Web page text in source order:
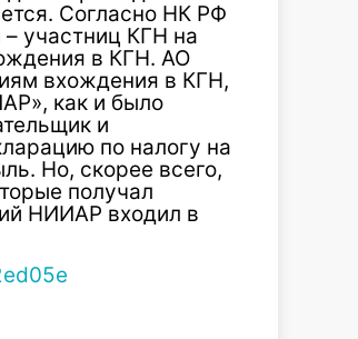
Согласно НК РФ
– участниц КГН на
в КГН. АО
вхождения в КГН,
как и было
и
по налогу на
Но, скорее всего,
получал
НИИАР входил в